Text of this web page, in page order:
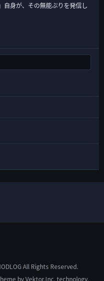
自身が、その無能ぶりを発信し
All Rights Reserved.
by Vektor,Inc. technology.